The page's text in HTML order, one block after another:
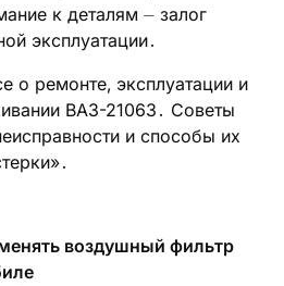
к деталям ⏤ залог
эксплуатации․
о ремонте‚ эксплуатации и
ВАЗ-21063․ Советы
и способы их
воздушный фильтр